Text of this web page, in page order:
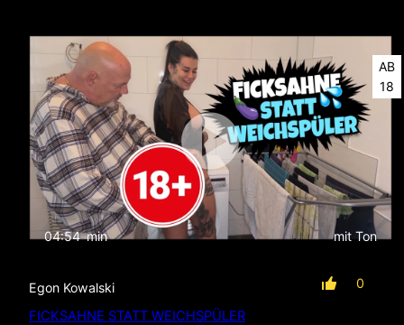
AB
18
04:54 min mit Ton
Egon Kowalski 0
FICKSAHNE STATT WEICHSPÜLER